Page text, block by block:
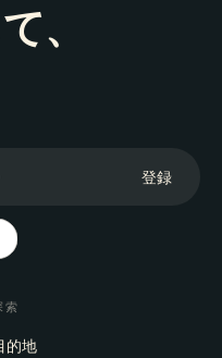
、
登録
索
的地